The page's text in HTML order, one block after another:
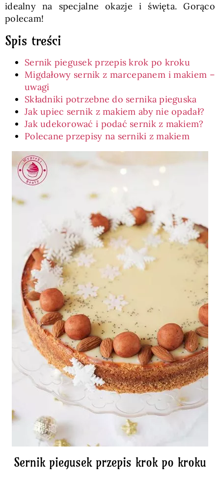
idealny na specjalne okazje i święta. Gorąco
polecam!
Spis treści
Sernik piegusek przepis krok po kroku
Migdałowy sernik z marcepanem i makiem –
uwagi
Składniki potrzebne do sernika pieguska
Jak upiec sernik z makiem aby nie opadał?
Jak udekorować i podać sernik z makiem?
Polecane przepisy na serniki z makiem
Sernik piegusek przepis krok po kroku